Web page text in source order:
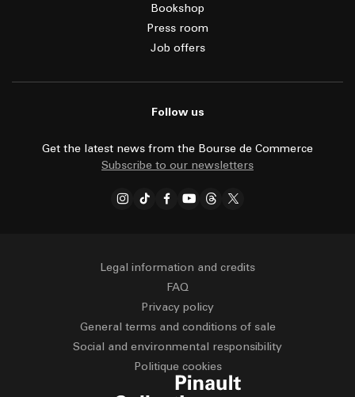
Bookshop
Press room
Job offers
Follow us
Get the latest news from the Bourse de Commerce
Subscribe to our newsletters
Legal information and credits
FAQ
Privacy policy
General terms and conditions of sale
Social and environmental responsibility
Politique cookies